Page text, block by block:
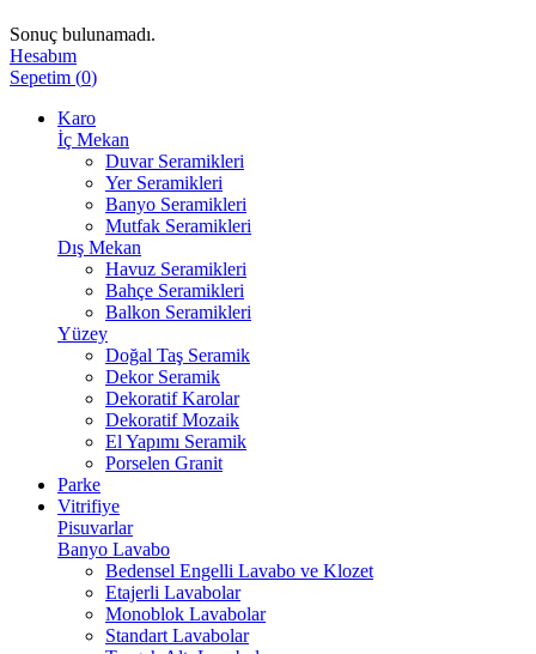
Sonuç bulunamadı.
Hesabım
Sepetim (0)
Karo
İç Mekan
Duvar Seramikleri
Yer Seramikleri
Banyo Seramikleri
Mutfak Seramikleri
Dış Mekan
Havuz Seramikleri
Bahçe Seramikleri
Balkon Seramikleri
Yüzey
Doğal Taş Seramik
Dekor Seramik
Dekoratif Karolar
Dekoratif Mozaik
El Yapımı Seramik
Porselen Granit
Parke
Vitrifiye
Pisuvarlar
Banyo Lavabo
Bedensel Engelli Lavabo ve Klozet
Etajerli Lavabolar
Monoblok Lavabolar
Standart Lavabolar